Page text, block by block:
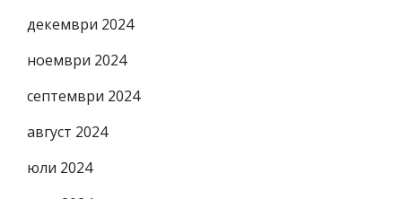
декември 2024
ноември 2024
септември 2024
август 2024
юли 2024